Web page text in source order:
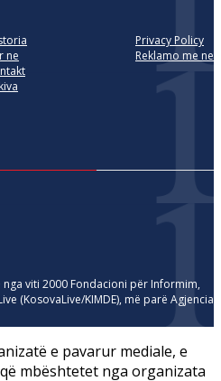
ne
Privacy Policy
Reklamo me ne
viti 2000 Fondacioni për Informim,
(KosovaLive/KIMDE), më parë Agjencia
e pavarur mediale, e
mbështetet nga organizata